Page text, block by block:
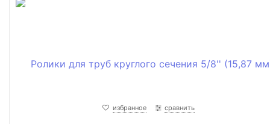
избранное сравнить